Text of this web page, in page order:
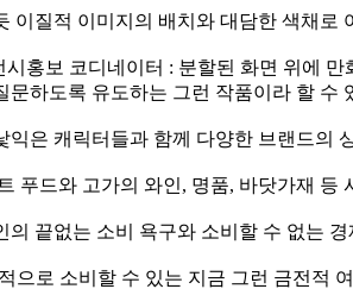
이질적 이미지의 배치와 대담한 색채로
시홍보 코디네이터 : 분할된 화면 위에
문하도록 유도하는 그런 작품이라 할 수
익은 캐릭터들과 함께 다양한 브랜드의
푸드와 고가의 와인, 명품, 바닷가재 등
의 끝없는 소비 욕구와 소비할 수 없는
으로 소비할 수 있는 지금 그런 금전적